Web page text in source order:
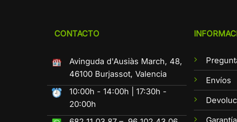
CONTACTO
Avinguda d'Ausiàs March, 48,
46100 Burjassot, Valencia
10:00h - 14:00h | 17:30h -
20:00h
Envíos
Garantía